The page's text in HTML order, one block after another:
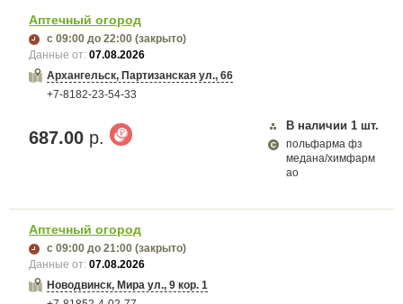
Аптечный огород
с 09:00 до 22:00 (закрыто)
Данные от:07.08.2026
Архангельск, Партизанская ул., 66
+7-8182-23-54-33
687.00 р.
В наличии 1 шт.
польфарма фз
медана/химфарм
ао
Аптечный огород
с 09:00 до 21:00 (закрыто)
Данные от:07.08.2026
Новодвинск, Мира ул., 9 кор. 1